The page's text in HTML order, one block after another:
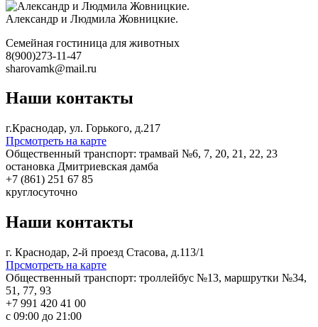
Александр и Людмила Жовницкие.
Семейная гостиница для животных
8(900)273-11-47
sharovamk@mail.ru
Наши контакты
г.Краснодар, ул. Горького, д.217
Прсмотреть на карте
Общественный транспорт: трамвай №6, 7, 20, 21, 22, 23
остановка Дмитриевская дамба
+7 (861) 251 67 85
круглосуточно
Наши контакты
г. Краснодар, 2-й проезд Стасова, д.113/1
Прсмотреть на карте
Общественный транспорт: троллейбус №13, маршрутки №34,
51, 77, 93
+7 991 420 41 00
c 09:00 до 21:00